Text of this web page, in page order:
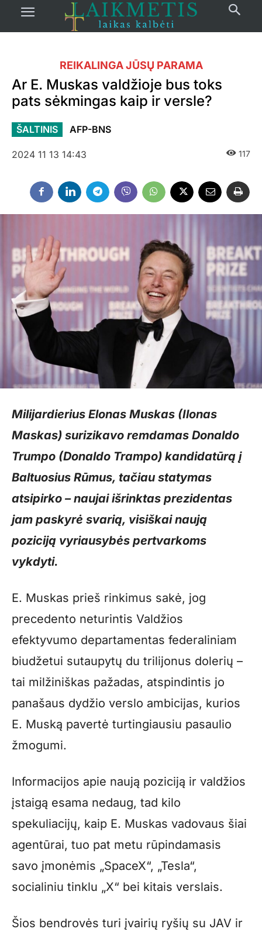
REIKALINGA JŪSŲ PARAMA
Ar E. Muskas valdžioje bus toks
pats sėkmingas kaip ir versle?
ŠALTINIS AFP-BNS
2024 11 13 14:43 117
Milijardierius Elonas Muskas (Ilonas
Maskas) surizikavo remdamas Donaldo
Trumpo (Donaldo Trampo) kandidatūrą į
Baltuosius Rūmus, tačiau statymas
atsipirko – naujai išrinktas prezidentas
jam paskyrė svarią, visiškai naują
poziciją vyriausybės pertvarkoms
vykdyti.
E. Muskas prieš rinkimus sakė, jog
precedento neturintis Valdžios
efektyvumo departamentas federaliniam
biudžetui sutaupytų du trilijonus dolerių –
tai milžiniškas pažadas, atspindintis jo
panašaus dydžio verslo ambicijas, kurios
E. Muską pavertė turtingiausiu pasaulio
žmogumi.
Informacijos apie naują poziciją ir valdžios
įstaigą esama nedaug, tad kilo
spekuliacijų, kaip E. Muskas vadovaus šiai
agentūrai, tuo pat metu rūpindamasis
savo įmonėmis „SpaceX“, „Tesla“,
socialiniu tinklu „X“ bei kitais verslais.
Šios bendrovės turi įvairių ryšių su JAV ir